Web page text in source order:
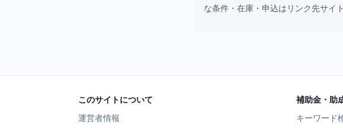
な条件・在庫・申込はリンク先サイ
このサイトについて
運営者情報
補助金・助
キーワード